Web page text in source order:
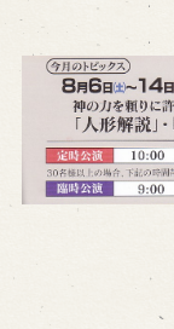
お問
よくある
お電話で
予約